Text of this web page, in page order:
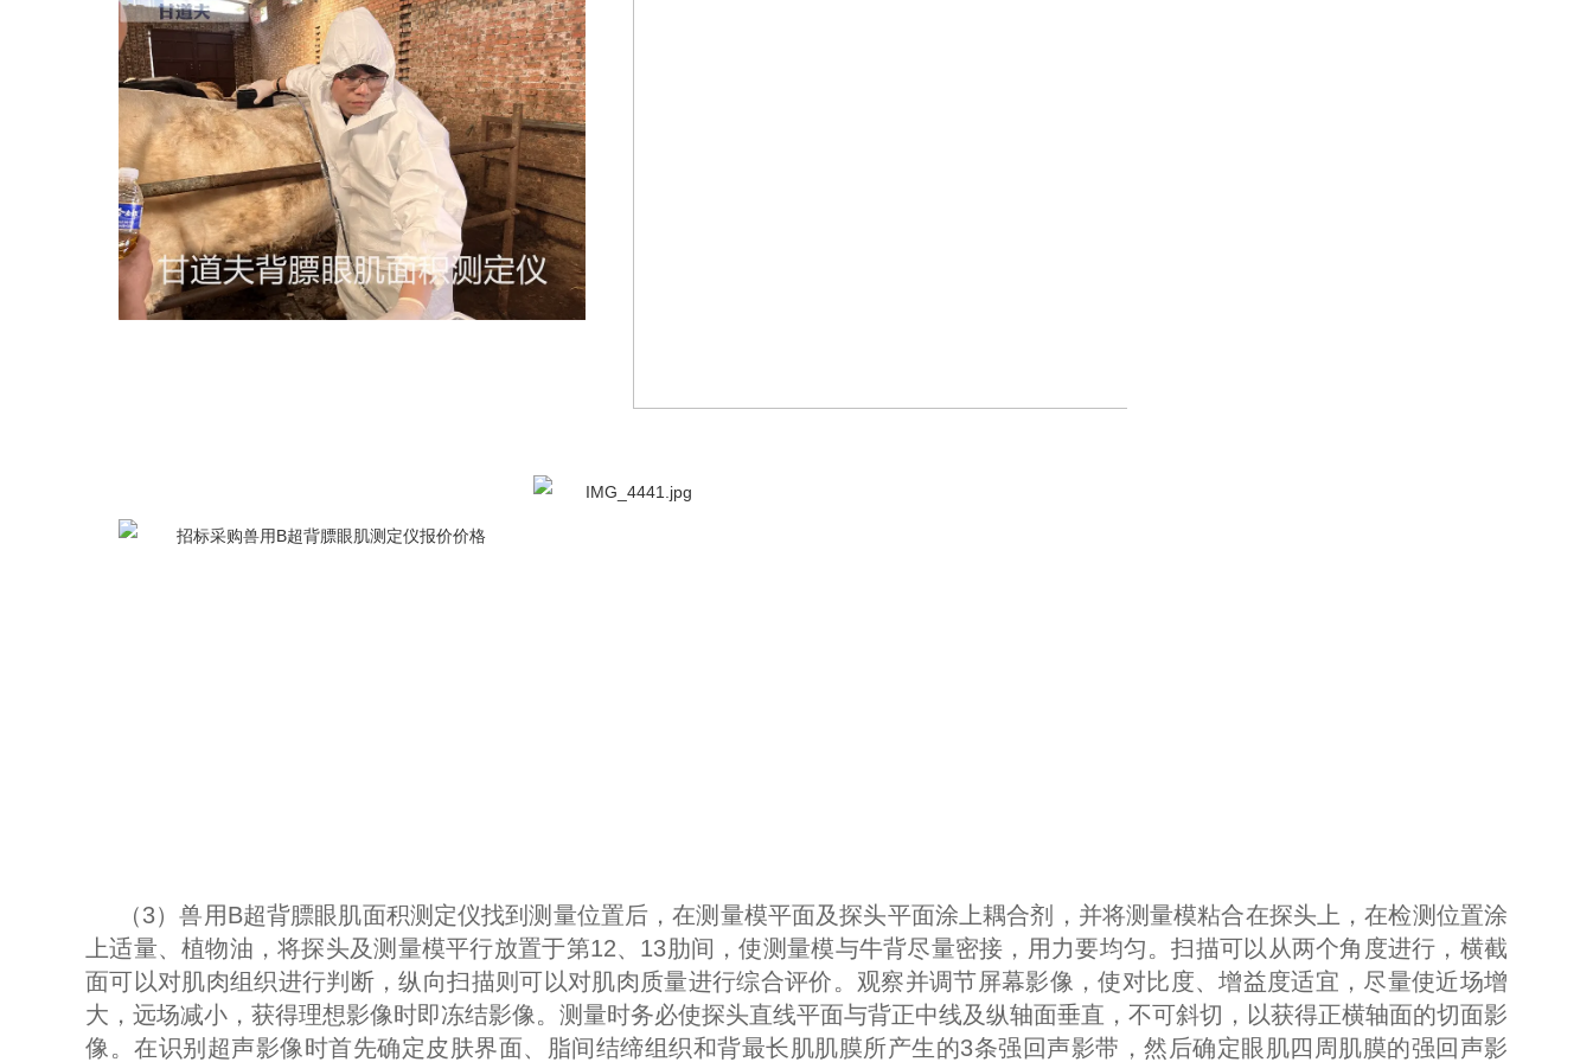
（3）兽用B超背膘眼肌面积测定仪找到测量位置后，在测量模平面及探头平面涂上耦合剂，并将测量模粘合在探头上，在检测位置涂
上适量、植物油，将探头及测量模平行放置于第12、13肋间，使测量模与牛背尽量密接，用力要均匀。扫描可以从两个角度进行，横截
面可以对肌肉组织进行判断，纵向扫描则可以对肌肉质量进行综合评价。观察并调节屏幕影像，使对比度、增益度适宜，尽量使近场增
大，远场减小，获得理想影像时即冻结影像。测量时务必使探头直线平面与背正中线及纵轴面垂直，不可斜切，以获得正横轴面的切面影
像。在识别超声影像时首先确定皮肤界面、脂间结缔组织和背最长肌肌膜所产生的3条强回声影带，然后确定眼肌四周肌膜的强回声影